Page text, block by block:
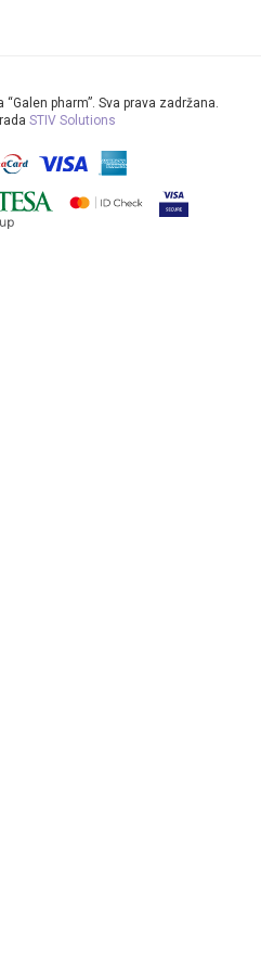
pharm”. Sva prava zadržana.
STIV Solutions